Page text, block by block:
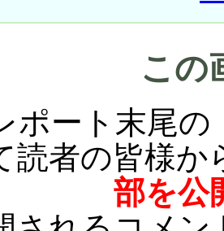
この
ポート末尾の
読者の皆様か
部を公